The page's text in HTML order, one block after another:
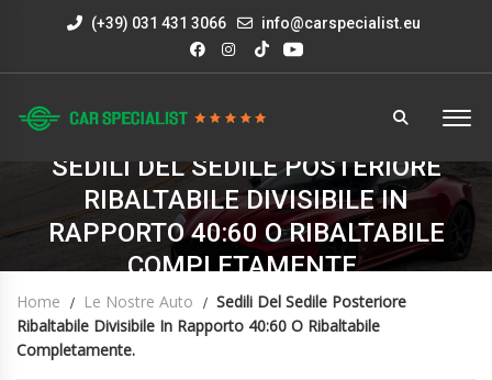
(+39) 031 431 3066 info@carspecialist.eu
SEDILI DEL SEDILE POSTERIORE
RIBALTABILE DIVISIBILE IN
RAPPORTO 40:60 O RIBALTABILE
COMPLETAMENTE.
Home Le Nostre Auto
Sedili Del Sedile Posteriore
Ribaltabile Divisibile In Rapporto 40:60 O Ribaltabile
Completamente.